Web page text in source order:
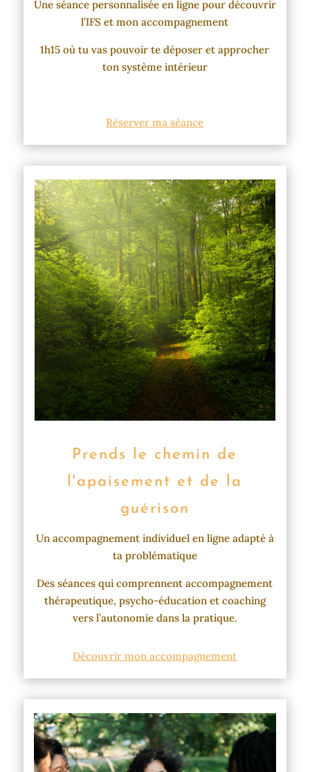
Une séance personnalisée en ligne pour découvrir
l’IFS et mon accompagnement
1h15 où tu vas pouvoir te déposer et approcher
ton système intérieur
Réserver ma séance
Prends le chemin de
l'apaisement et de la
guérison
Un accompagnement individuel en ligne adapté à
ta problématique
Des séances qui comprennent accompagnement
thérapeutique, psycho-éducation et coaching
vers l’autonomie dans la pratique.
Découvrir mon accompagnement